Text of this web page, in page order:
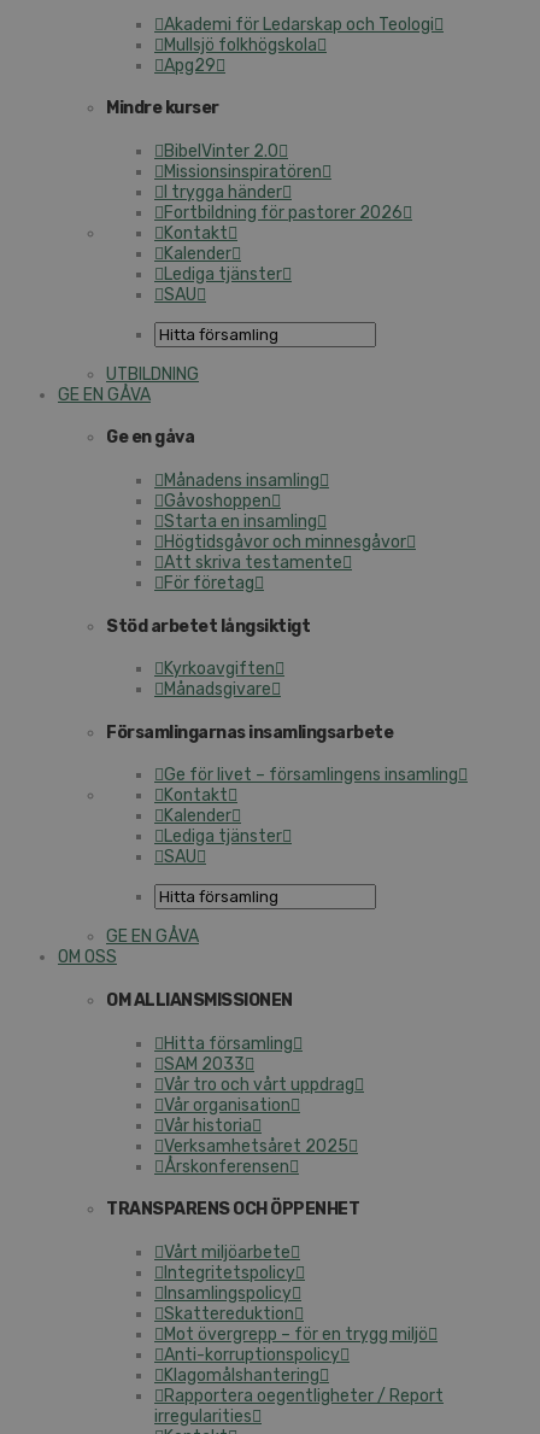
Akademi för Ledarskap och Teologi
Mullsjö folkhögskola
Apg29
Mindre kurser
BibelVinter 2.0
Missionsinspiratören
I trygga händer
Fortbildning för pastorer 2026
Kontakt
Kalender
Lediga tjänster
SAU
UTBILDNING
GE EN GÅVA
Ge en gåva
Månadens insamling
Gåvoshoppen
Starta en insamling
Högtidsgåvor och minnesgåvor
Att skriva testamente
För företag
Stöd arbetet långsiktigt
Kyrkoavgiften
Månadsgivare
Församlingarnas insamlingsarbete
Ge för livet – församlingens insamling
Kontakt
Kalender
Lediga tjänster
SAU
GE EN GÅVA
OM OSS
OM ALLIANSMISSIONEN
Hitta församling
SAM 2033
Vår tro och vårt uppdrag
Vår organisation
Vår historia
Verksamhetsåret 2025
Årskonferensen
TRANSPARENS OCH ÖPPENHET
Vårt miljöarbete
Integritetspolicy
Insamlingspolicy
Skattereduktion
Mot övergrepp – för en trygg miljö
Anti-korruptionspolicy
Klagomålshantering
Rapportera oegentligheter / Report
irregularities